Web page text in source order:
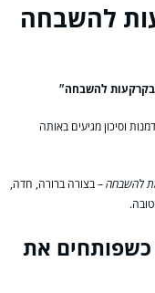
להשבחה
בקרקעות להשבחה״
וסיכון מגיעים באותה
להשבחה– בצורה ברורה, חדה,
כשפותחים את